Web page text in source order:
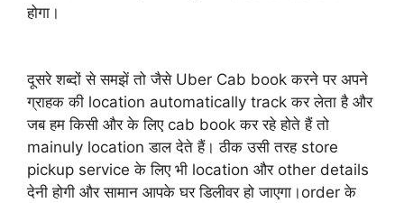
होगा।
दूसरे शब्दों से समझें तो जैसे Uber Cab book करने पर अपने
ग्राहक की location automatically track कर लेता है और
जब हम किसी और के लिए cab book कर रहे होते हैं तो
mainuly location डाल देते हैं। ठीक उसी तरह store
pickup service के लिए भी location और other details
देनी होगी और सामान आपके घर डिलीवर हो जाएगा।order के